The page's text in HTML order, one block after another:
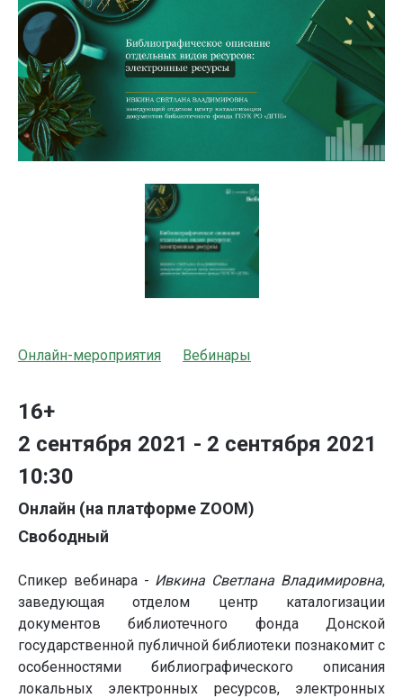
Онлайн-мероприятия Вебинары
16+
2 сентября 2021 - 2 сентября 2021
10:30
Онлайн (на платформе ZOOM)
Свободный
Спикер вебинара - Ивкина Светлана Владимировна,
заведующая отделом центр каталогизации
документов библиотечного фонда Донской
государственной публичной библиотеки познакомит с
особенностями библиографического описания
локальных электронных ресурсов, электронных